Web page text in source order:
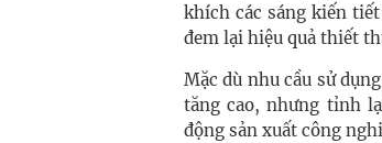
khích các sáng kiến
đem lại hiệu quả thiết
Mặc dù nhu cầu sử
tăng cao, nhưng tỉnh
động sản xuất công